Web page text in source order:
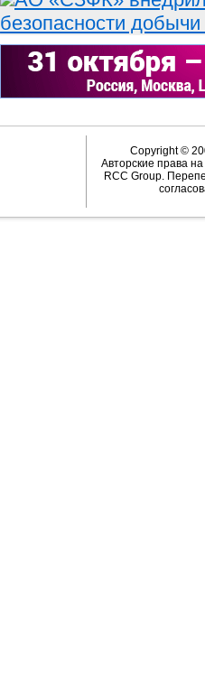
безопасности
Copyright ©
Авторские права
RCC Group.